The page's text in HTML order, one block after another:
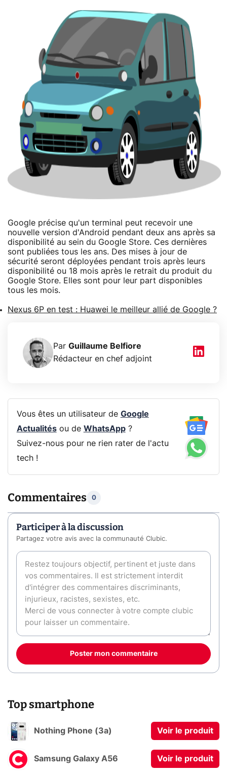
Google précise qu'un terminal peut recevoir une
nouvelle version d'Android pendant deux ans après sa
disponibilité au sein du Google Store. Ces dernières
sont publiées tous les ans. Des mises à jour de
sécurité seront déployées pendant trois après leurs
disponibilité ou 18 mois après le retrait du produit du
Google Store. Elles sont pour leur part disponibles
tous les mois.
Nexus 6P en test : Huawei le meilleur allié de Google ?
Par Guillaume Belfiore
Rédacteur en chef adjoint
Vous êtes un utilisateur de Google
Actualitésou de WhatsApp?
Suivez-nous pour ne rien rater de l'actu
tech !
Commentaires 0
Participer à la discussion
Partagez votre avis avec la communauté Clubic.
Poster mon commentaire
Top smartphone
Nothing Phone (3a) Voir le produit
Samsung Galaxy A56 Voir le produit